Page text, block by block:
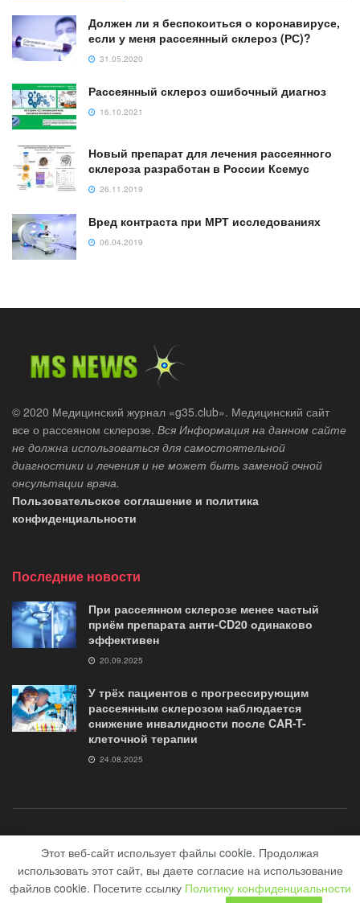
Должен ли я беспокоиться о коронавирусе,
если у меня рассеянный склероз (РС)?
31.05.2020
Рассеянный склероз ошибочный диагноз
16.10.2021
Новый препарат для лечения рассеянного
склероза разработан в России Ксемус
26.11.2019
Вред контраста при МРТ исследованиях
06.04.2019
© 2020 Медицинский журнал «g35.club». Медицинский сайт
все о рассеяном склерозе. Вся Информация на данном сайте
не должна использоваться для самостоятельной
диагностики и лечения и не может быть заменой очной
онсультации врача.
Пользовательское соглашение и политика
конфиденциальности
Последние новости
При рассеянном склерозе менее частый
приём препарата анти-CD20 одинаково
эффективен
20.09.2025
У трёх пациентов с прогрессирующим
рассеянным склерозом наблюдается
снижение инвалидности после CAR-T-
клеточной терапии
24.08.2025
о журнале контакты Помощь «Журналу G35»
© 2018-2020 сайт журнал "G35.club" Медицинский сайт все о рассеяном
склерозе.
Этот веб-сайт использует файлы cookie. Продолжая
использовать этот сайт, вы даете согласие на использование
файлов cookie. Посетите ссылку Политику конфиденциальности